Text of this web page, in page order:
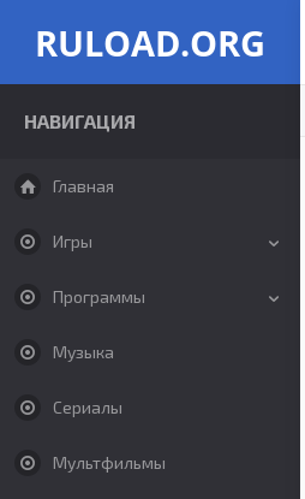
RULOAD.ORG
НАВИГАЦИЯ
Главная
Игры
Программы
Музыка
Сериалы
Мультфильмы